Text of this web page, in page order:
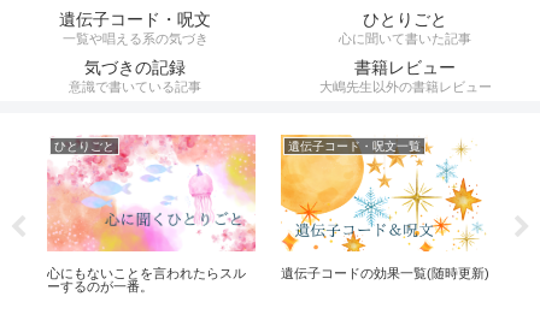
遺伝子コード・呪文
一覧や唱える系の気づき
ひとりごと
心に聞いて書いた記事
気づきの記録
意識で書いている記事
書籍レビュー
大嶋先生以外の書籍レビュー
ひとりごと
心にもないことを言われたらスル
ーするのが一番。
遺伝子コード・呪文一覧
遺伝子コードの効果一覧(随時更新)